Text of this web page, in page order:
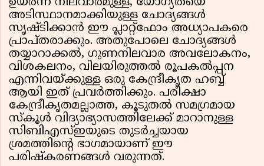
അടിസ്ഥാനമാക്കിയുള്ള ചോദ്യങ്ങൾ
സൃഷ്ടിക്കാൻ ഈ പ്ലാറ്റ്‌ഫോം അധ്യാപകരെ
പ്രാപ്തരാക്കും. അതുപോലെ ചോദ്യങ്ങൾ
തയ്യാറാക്കൽ, ഗുണനിലവാര അവലോകനം,
വിശകലനം, വിലയിരുത്തൽ രൂപകൽപ്പന
എന്നിവയ്ക്കുള്ള ഒരു കേന്ദ്രീകൃത ഹബ്ബ്
ആയി ഇത് പ്രവർത്തിക്കും. പരീക്ഷാ
കേന്ദ്രീകൃതമല്ലാത്ത, കൂടുതൽ സമഗ്രമായ
സ്കൂൾ വിദ്യാഭ്യാസത്തിലേക്ക് മാറാനുള്ള
സിബിഎസ്ഇയുടെ തുടർച്ചയായ
ശ്രമത്തിന്റെ ഭാഗമായാണ് ഈ
പരിഷ്കരണങ്ങൾ വരുന്നത്.